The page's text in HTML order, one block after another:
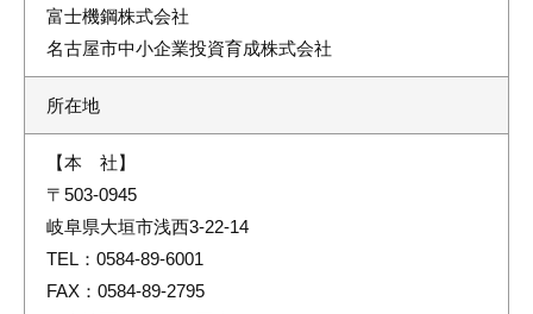
富士機鋼株式会社
名古屋市中小企業投資育成株式会社
所在地
【本 社】
〒503-0945
岐阜県大垣市浅西3-22-14
TEL：0584-89-6001
FAX：0584-89-2795